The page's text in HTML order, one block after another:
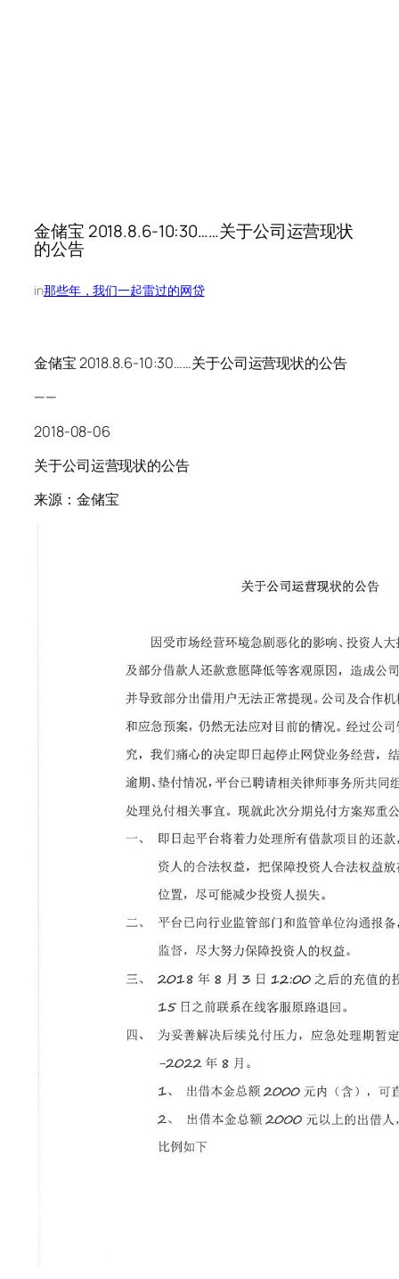
金储宝 2018.8.6-10:30……关于公司运营现状
的公告
in那些年，我们一起雷过的网贷
金储宝 2018.8.6-10:30……关于公司运营现状的公告
——
2018-08-06
关于公司运营现状的公告
来源：金储宝